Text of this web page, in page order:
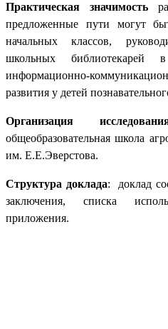
Практическая значимость
предложенные пути могут
начальных классов,
школьных библиотекарей
информационно-
развития у детей
Организация
общеобразовательная школа
им. Е.Е.Эверстова.
Структура доклада: доклад
заключения, списка
приложения.